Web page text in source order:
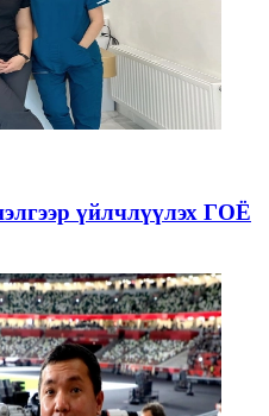
үйлчлүүлэх ГОЁ